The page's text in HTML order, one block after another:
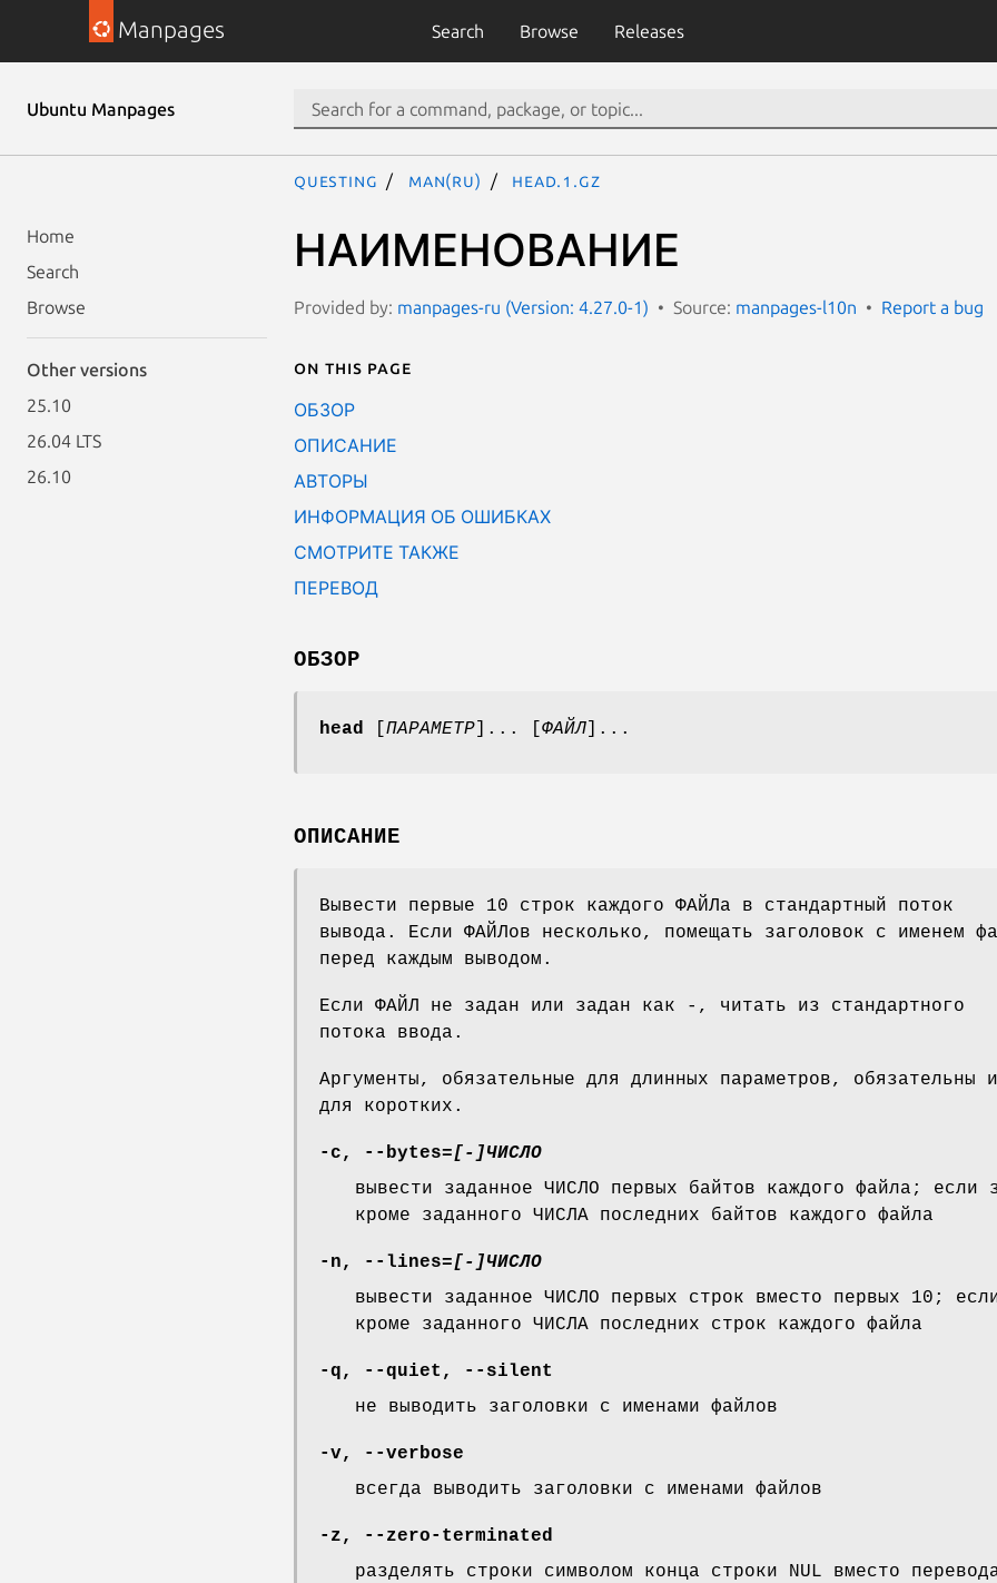
Manpages Search Browse Releases
Ubuntu Manpages
Home
Search
Browse
Other versions
25.10
26.04 LTS
26.10
questing man(ru) head.1.gz
НАИМЕНОВАНИЕ
Provided by: manpages-ru (Version: 4.27.0-1) Source: manpages-l10n Report a bug
On this page
ОБЗОР
ОПИСАНИЕ
АВТОРЫ
ИНФОРМАЦИЯ ОБ ОШИБКАХ
СМОТРИТЕ ТАКЖЕ
ПЕРЕВОД
ОБЗОР
head ПАРАМЕТР ]... [ ФАЙЛ ]...
ОПИСАНИЕ
Вывести первые 10 строк каждого ФАЙЛа в стандартный поток
вывода. Если ФАЙЛов несколько, помещать заголовок с именем
перед каждым выводом.
Если ФАЙЛ не задан или задан как -, читать из стандартного
потока ввода.
Аргументы, обязательные для длинных параметров, обязательны и
для коротких.
-c , --bytes=[-]ЧИСЛО
вывести заданное ЧИСЛО первых байтов каждого файла;
кроме заданного ЧИСЛА последних байтов каждого файла
-n , --lines=[-]ЧИСЛО
вывести заданное ЧИСЛО первых строк вместо первых 10;
кроме заданного ЧИСЛА последних строк каждого файла
-q , --quiet ,
--silent
не выводить заголовки с именами файлов
-v,
--verbose
всегда выводить заголовки с именами файлов
-z ,
--zero-terminated
разделять строки символом конца строки NUL вместо